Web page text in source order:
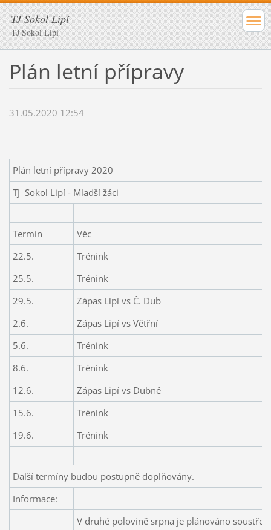
TJ Sokol Lipí
TJ Sokol Lipí
Plán letní přípravy
31.05.2020 12:54
Plán letní přípravy 2020
TJ Sokol Lipí - Mladší žáci
Termín
Věc
22.5.
Trénink
25.5.
Trénink
29.5.
Zápas Lipí vs Č. Dub
2.6.
Zápas Lipí vs Větřní
5.6.
Trénink
8.6.
Trénink
12.6.
Zápas Lipí vs Dubné
15.6.
Trénink
19.6.
Trénink
Další termíny budou postupně doplňovány.
Informace:
V druhé polovině srpna je plánováno